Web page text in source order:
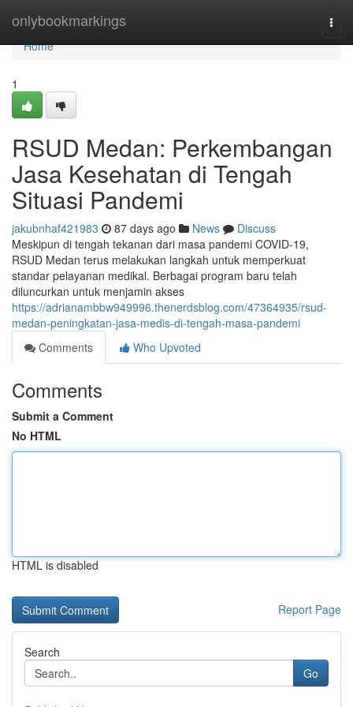
onlybookmarkings
Home
Home
1
RSUD Medan: Perkembangan
Jasa Kesehatan di Tengah
Situasi Pandemi
jakubnhaf421983 87 days ago News
Discuss
Meskipun di tengah tekanan dari masa pandemi COVID-19,
RSUD Medan terus melakukan langkah untuk memperkuat
standar pelayanan medikal. Berbagai program baru telah
diluncurkan untuk menjamin akses
https://adrianambbw949996.thenerdsblog.com/47364935/rsud-
medan-peningkatan-jasa-medis-di-tengah-masa-pandemi
Comments
Who Upvoted
Comments
Submit a Comment
No HTML
HTML is disabled
Report Page
Search
Go